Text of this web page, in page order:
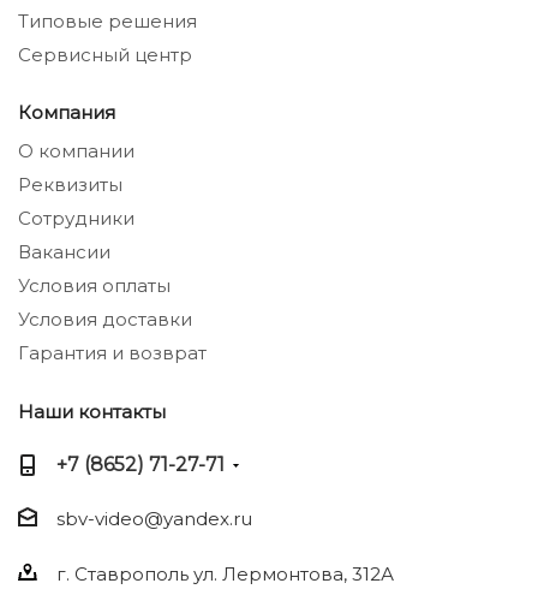
Типовые решения
Сервисный центр
Компания
О компании
Реквизиты
Сотрудники
Вакансии
Условия оплаты
Условия доставки
Гарантия и возврат
Наши контакты
+7 (8652) 71-27-71
sbv-video@yandex.ru
г. Ставрополь ул. Лермонтова, 312А